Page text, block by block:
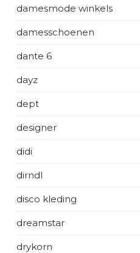
damesmode winkels
damesschoenen
dante 6
dayz
dept
designer
didi
dirndl
disco kleding
dreamstar
drykorn